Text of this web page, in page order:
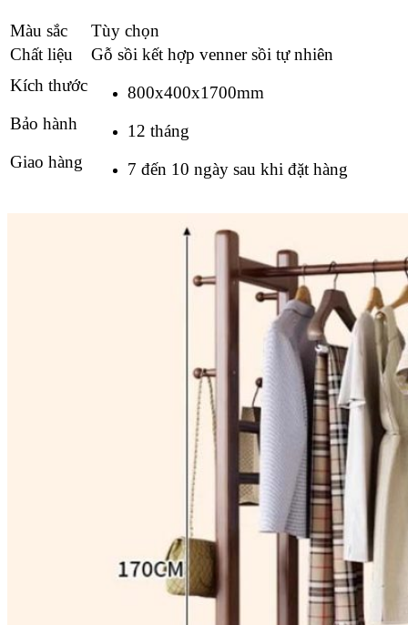
Màu sắc
Tùy chọn
Chất liệu
Gỗ sồi kết hợp venner sồi tự nhiên
Kích thước
800x400x1700mm
Bảo hành
12 tháng
Giao hàng
7 đến 10 ngày sau khi đặt hàng